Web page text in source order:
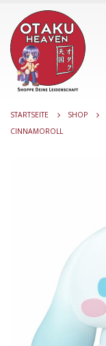
STARTSEITE SHOP
CINNAMOROLL